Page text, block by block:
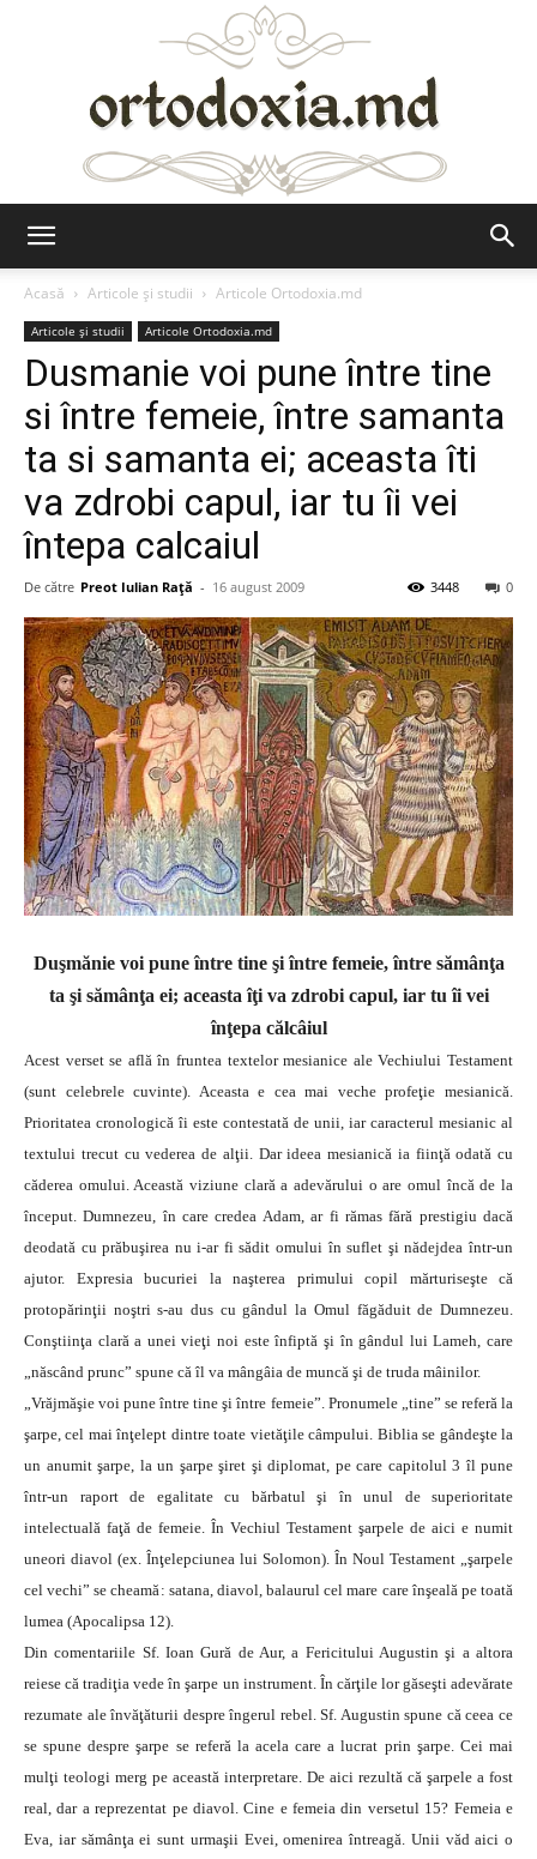
Acasă
Articole şi studii Articole Ortodoxia.md
Articole şi studii Articole Ortodoxia.md
Dusmanie voi pune între tine
si între femeie, între samanta
ta si samanta ei; aceasta îti
va zdrobi capul, iar tu îi vei
întepa calcaiul
De către Preot Iulian Raţă - 16 august 2009 0
3448
Duşmănie voi pune între tine şi între femeie, între sămânţa
ta şi sămânţa ei; aceasta îţi va zdrobi capul, iar tu îi vei
înţepa călcâiul
Acest verset se află în fruntea textelor mesianice ale Vechiului Testament
(sunt celebrele cuvinte). Aceasta e cea mai veche profeţie mesianică.
Prioritatea cronologică îi este contestată de unii, iar caracterul mesianic al
textului trecut cu vederea de alţii. Dar ideea mesianică ia fiinţă odată cu
căderea omului. Această viziune clară a adevărului o are omul încă de la
început. Dumnezeu, în care credea Adam, ar fi rămas fără prestigiu dacă
deodată cu prăbuşirea nu i-ar fi sădit omului în suflet şi nădejdea într-un
ajutor. Expresia bucuriei la naşterea primului copil mărturiseşte că
protopărinţii noştri s-au dus cu gândul la Omul făgăduit de Dumnezeu.
Conştiinţa clară a unei vieţi noi este înfiptă şi în gândul lui Lameh, care
„născând prunc” spune că îl va mângâia de muncă şi de truda mâinilor.
„Vrăjmăşie voi pune între tine şi între femeie”. Pronumele „tine” se referă la
şarpe, cel mai înţelept dintre toate vietăţile câmpului. Biblia se gândeşte la
un anumit şarpe, la un şarpe şiret şi diplomat, pe care capitolul 3 îl pune
într-un raport de egalitate cu bărbatul şi în unul de superioritate
intelectuală faţă de femeie. În Vechiul Testament şarpele de aici e numit
uneori diavol (ex. Înţelepciunea lui Solomon). În Noul Testament „şarpele
cel vechi” se cheamă: satana, diavol, balaurul cel mare care înşeală pe toată
lumea (Apocalipsa 12).
Din comentariile Sf. Ioan Gură de Aur, a Fericitului Augustin şi a altora
reiese că tradiţia vede în şarpe un instrument. În cărţile lor găseşti adevărate
rezumate ale învăţăturii despre îngerul rebel. Sf. Augustin spune că ceea ce
se spune despre şarpe se referă la acela care a lucrat prin şarpe. Cei mai
mulţi teologi merg pe această interpretare. De aici rezultă că şarpele a fost
real, dar a reprezentat pe diavol. Cine e femeia din versetul 15? Femeia e
Eva, iar sămânţa ei sunt urmaşii Evei, omenirea întreagă. Unii văd aici o